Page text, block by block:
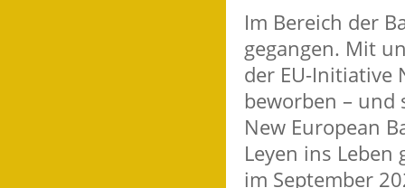
Im Bereich der
gegangen. Mit
der EU-Initiative
beworben – und
New European
Leyen ins
im September